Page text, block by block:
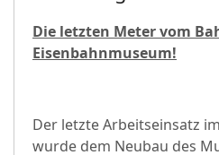
Die letzten Meter vom
Eisenbahnmuseum!
Der letzte Arbeitseinsatz
wurde dem Neubau des